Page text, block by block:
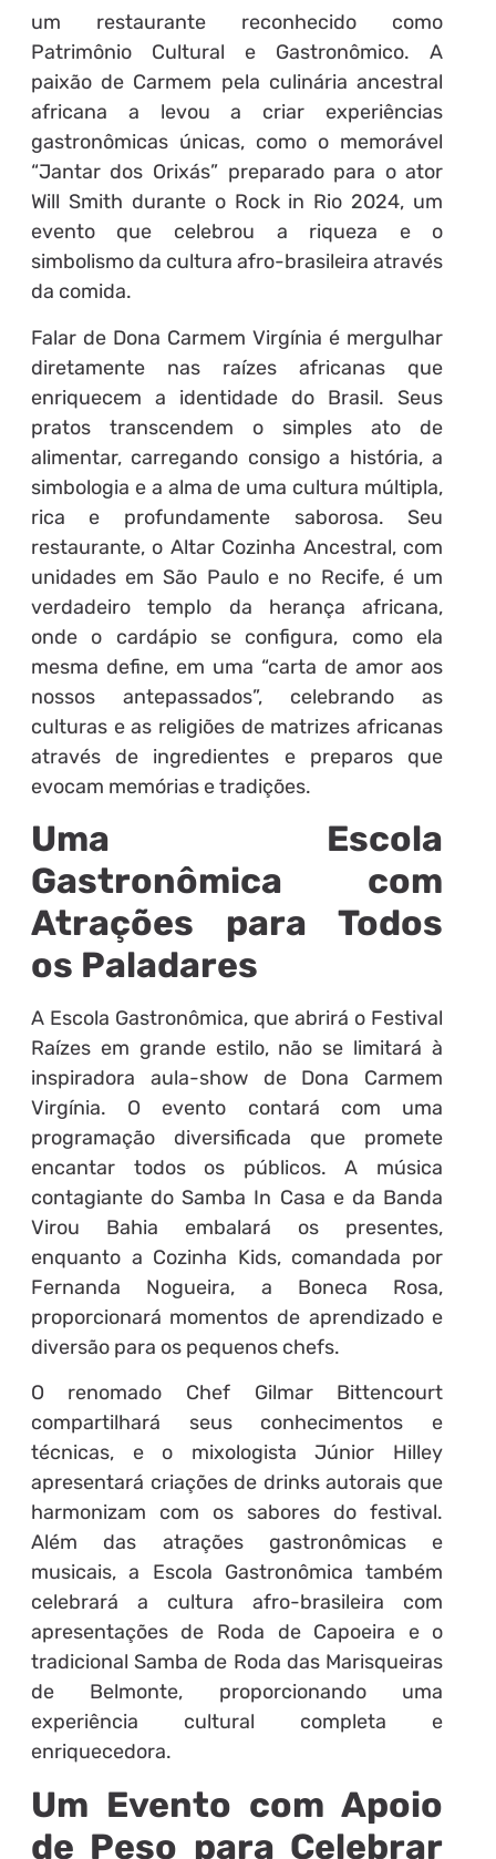
um restaurante reconhecido como
Patrimônio Cultural e Gastronômico. A
paixão de Carmem pela culinária ancestral
africana a levou a criar experiências
gastronômicas únicas, como o memorável
“Jantar dos Orixás” preparado para o ator
Will Smith durante o Rock in Rio 2024, um
evento que celebrou a riqueza e o
simbolismo da cultura afro-brasileira através
da comida.
Falar de Dona Carmem Virgínia é mergulhar
diretamente nas raízes africanas que
enriquecem a identidade do Brasil. Seus
pratos transcendem o simples ato de
alimentar, carregando consigo a história, a
simbologia e a alma de uma cultura múltipla,
rica e profundamente saborosa. Seu
restaurante, o Altar Cozinha Ancestral, com
unidades em São Paulo e no Recife, é um
verdadeiro templo da herança africana,
onde o cardápio se configura, como ela
mesma define, em uma “carta de amor aos
nossos antepassados”, celebrando as
culturas e as religiões de matrizes africanas
através de ingredientes e preparos que
evocam memórias e tradições.
Uma Escola
Gastronômica com
Atrações para Todos
os Paladares
A Escola Gastronômica, que abrirá o Festival
Raízes em grande estilo, não se limitará à
inspiradora aula-show de Dona Carmem
Virgínia. O evento contará com uma
programação diversificada que promete
encantar todos os públicos. A música
contagiante do Samba In Casa e da Banda
Virou Bahia embalará os presentes,
enquanto a Cozinha Kids, comandada por
Fernanda Nogueira, a Boneca Rosa,
proporcionará momentos de aprendizado e
diversão para os pequenos chefs.
O renomado Chef Gilmar Bittencourt
compartilhará seus conhecimentos e
técnicas, e o mixologista Júnior Hilley
apresentará criações de drinks autorais que
harmonizam com os sabores do festival.
Além das atrações gastronômicas e
musicais, a Escola Gastronômica também
celebrará a cultura afro-brasileira com
apresentações de Roda de Capoeira e o
tradicional Samba de Roda das Marisqueiras
de Belmonte, proporcionando uma
experiência cultural completa e
enriquecedora.
Um Evento com Apoio
de Peso para Celebrar